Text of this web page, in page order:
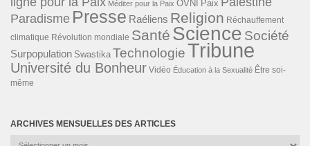
Méditer pour la Paix OVNI Paix
Paradisme Presse Raéliens Religion Réchauffement
climatique Révolution mondiale Santé Science Société
Surpopulation Swastika TechnologieTribune
Université du Bonheur Vidéo Éducation à la Sexualité Être soi-
même
ARCHIVES MENSUELLES DES ARTICLES
Archives